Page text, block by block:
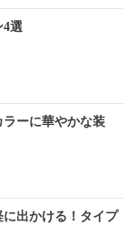
4選
ラーに華やかな装
に出かける！タイプ